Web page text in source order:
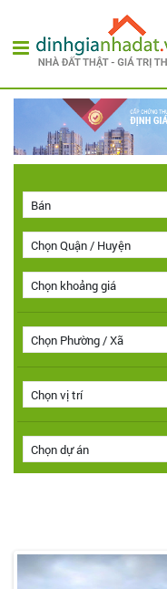
Bán
Chọn Quận / Huyện
Chọn khoảng giá
Chọn Phường / Xã
Chọn vị trí
Chọn dự án